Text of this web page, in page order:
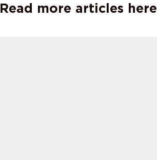
Read more articles here